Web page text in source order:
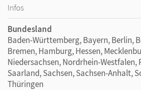
Infos
Bundesland
Baden-Württemberg, Bayern, Berlin,
Bremen, Hamburg, Hessen,
Niedersachsen, Nordrhein-Westfalen,
Saarland, Sachsen, Sachsen-Anhalt,
Thüringen